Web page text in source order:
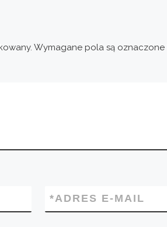
Wymagane pola są oznaczone
ADRES E-MAIL
*